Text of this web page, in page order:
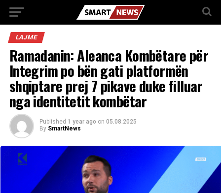
LAJME
Ramadanin: Aleanca Kombëtare për
Integrim po bën gati platformën
shqiptare prej 7 pikave duke filluar
nga identitetit kombëtar
Published 1 year ago on 05.08.2025
By SmartNews